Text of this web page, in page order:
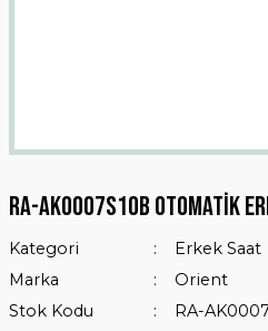
Ra-ak0007s10b Otomatik
Kategori
Erkek Saat
Marka
Orient
Stok Kodu
RA-